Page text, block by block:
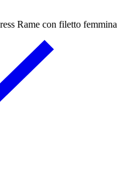
Rame con filetto femmina